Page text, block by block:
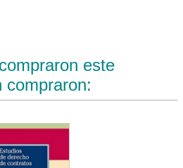
este
compraron: